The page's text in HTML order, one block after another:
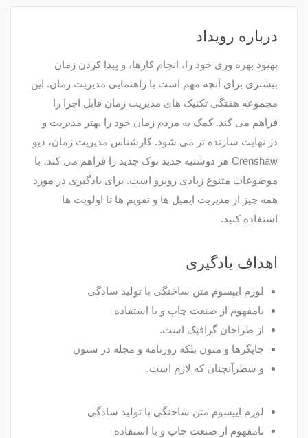
درباره رویداد
بهبود بهره وری خود را، انجام کارها، و پیدا کردن زمان
بیشتری برای آنچه مهم است با راهنمایی مدیریت زمان. این
مجموعه هفتگی تکنیک های مدیریت زمان قابل اجرا را
فراهم می کند. کمک به مردم زمان خود را بهتر مدیریت و
در نهایت سازنده تر می شود. کارشناس مدیریت زمان، دیو
Crenshaw هر دوشنبه جدید نوک جدید را فراهم می کند، با
موضوعات متنوع زیادی روبرو است. برای یادگیری در مورد
همه چیز از مدیریت ایمیل ها و تقویم ها تا اولویت ها
استفاده کنید.
اهداف یادگیری
لورم ایپسوم متن ساختگی با تولید سادگی
نامفهوم از صنعت چاپ و با استفاده
از طراحان گرافیک است.
چاپگرها و متون بلکه روزنامه و مجله در ستون
و سطرآنچنان که لازم است.
لورم ایپسوم متن ساختگی با تولید سادگی
نامفهوم از صنعت چاپ و با استفاده